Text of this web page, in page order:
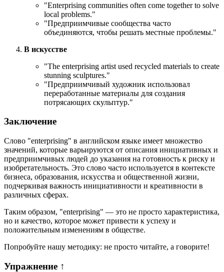
"Enterprising communities often come together to solve
local problems."
"Предприимчивые сообщества часто
объединяются, чтобы решать местные проблемы."
В искусстве
"The enterprising artist used recycled materials to create
stunning sculptures."
"Предприимчивый художник использовал
переработанные материалы для создания
потрясающих скульптур."
Заключение
Слово "enterprising" в английском языке имеет множество
значений, которые варьируются от описания инициативных и
предприимчивых людей до указания на готовность к риску и
изобретательность. Это слово часто используется в контексте
бизнеса, образования, искусства и общественной жизни,
подчеркивая важность инициативности и креативности в
различных сферах.
Таким образом, "enterprising" — это не просто характеристика,
но и качество, которое может привести к успеху и
положительным изменениям в обществе.
Попробуйте нашу методику: не просто читайте, а говорите!
Упражнение ↑